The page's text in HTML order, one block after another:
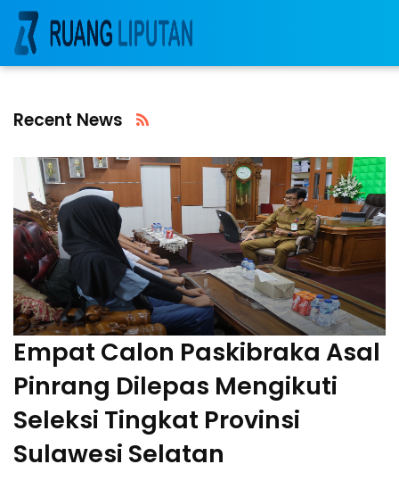
Recent News
Empat Calon Paskibraka Asal
Pinrang Dilepas Mengikuti
Seleksi Tingkat Provinsi
Sulawesi Selatan